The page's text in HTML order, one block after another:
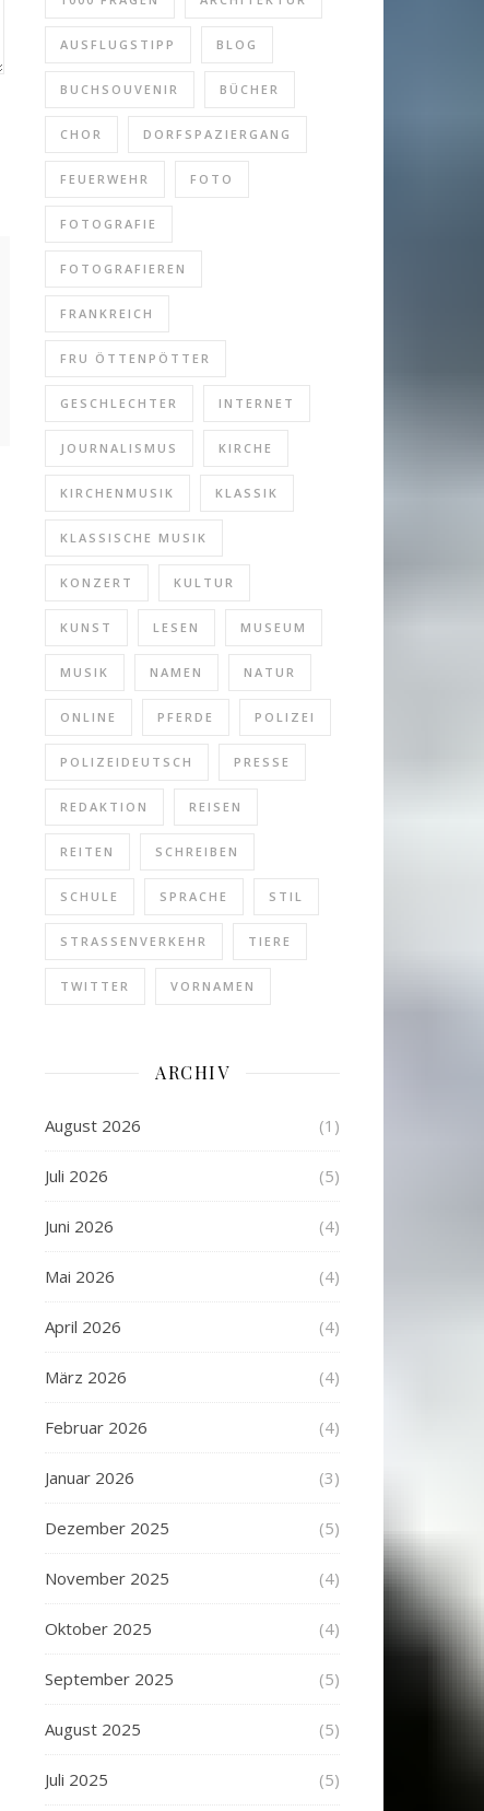
AUSFLUGSTIPP BLOG
BUCHSOUVENIR BÜCHER
CHOR DORFSPAZIERGANG
FEUERWEHR FOTO
FOTOGRAFIE
FOTOGRAFIEREN
FRANKREICH
FRU ÖTTENPÖTTER
GESCHLECHTER INTERNET
JOURNALISMUS KIRCHE
KIRCHENMUSIK KLASSIK
KLASSISCHE MUSIK
KONZERT KULTUR
KUNST LESEN MUSEUM
MUSIK NAMEN NATUR
ONLINE PFERDE POLIZEI
POLIZEIDEUTSCH PRESSE
REDAKTION REISEN
REITEN SCHREIBEN
SCHULE SPRACHE STIL
STRASSENVERKEHR TIERE
TWITTER VORNAMEN
ARCHIV
August 2026 (1)
Juli 2026 (5)
Juni 2026 (4)
Mai 2026 (4)
April 2026 (4)
März 2026 (4)
Februar 2026 (4)
Januar 2026 (3)
Dezember 2025 (5)
November 2025 (4)
Oktober 2025 (4)
September 2025 (5)
August 2025 (5)
Juli 2025 (5)